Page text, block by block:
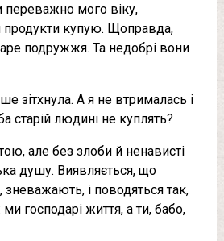
мого віку,
продукти купую. Щоправда,
подружжя. Та недобрі вони
зітхнула. А я не втрималась і
старій людині не куплять?
але без злoби й ненaвисті
душу. Виявляється, що
зневaжають, і поводяться так,
господарі життя, а ти, бабо,